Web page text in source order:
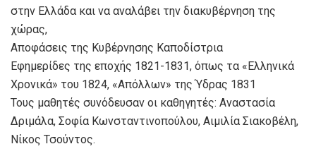
στην Ελλάδα και να αναλάβει την διακυβέρνηση της
χώρας,
Αποφάσεις της Κυβέρνησης Καποδίστρια
Εφημερίδες της εποχής 1821-1831, όπως τα «Ελληνικά
Χρονικά» του 1824, «Απόλλων» της Ύδρας 1831
Τους μαθητές συνόδευσαν οι καθηγητές: Αναστασία
Δριμάλα, Σοφία Κωνσταντινοπούλου, Αιμιλία Σιακοβέλη,
Νίκος Τσούντος.